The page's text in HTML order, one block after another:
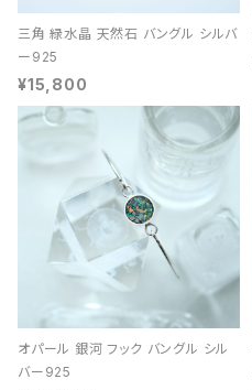
三角 緑水晶 天然石 バングル シルバ
ー925
¥15,800
オパール 銀河 フック バングル シル
バー925